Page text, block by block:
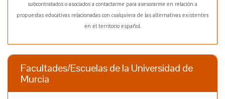
subcontratados o asociados a contactarme para asesorarme en relación a
propuestas educativas relacionadas con cualquiera de las alternativas existentes
en el territorio español.
Facultades/Escuelas de la Universidad de
Murcia